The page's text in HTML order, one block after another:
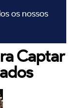
os nossos
Captar